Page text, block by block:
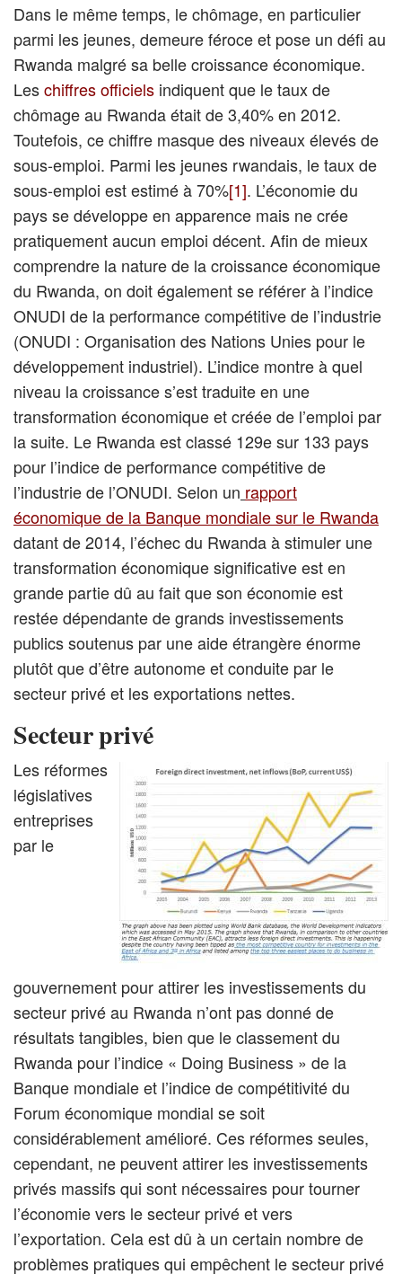
Dans le même temps, le chômage, en particulier
parmi les jeunes, demeure féroce et pose un défi au
Rwanda malgré sa belle croissance économique.
Leschiffres officiels indiquent que le taux de
chômage au Rwanda était de 3,40% en 2012.
Toutefois, ce chiffre masque des niveaux élevés de
sous-emploi. Parmi les jeunes rwandais, le taux de
sous-emploi est estimé à 70%[1]. L’économie du
pays se développe en apparence mais ne crée
pratiquement aucun emploi décent. Afin de mieux
comprendre la nature de la croissance économique
du Rwanda, on doit également se référer à l’indice
ONUDI de la performance compétitive de l’industrie
(ONUDI : Organisation des Nations Unies pour le
développement industriel). L’indice montre à quel
niveau la croissance s’est traduite en une
transformation économique et créée de l’emploi par
la suite. Le Rwanda est classé 129e sur 133 pays
pour l’indice de performance compétitive de
l’industrie de l’ONUDI. Selon un rapport
économique de la Banque mondiale sur le Rwanda
datant de 2014, l’échec du Rwanda à stimuler une
transformation économique significative est en
grande partie dû au fait que son économie est
restée dépendante de grands investissements
publics soutenus par une aide étrangère énorme
plutôt que d’être autonome et conduite par le
secteur privé et les exportations nettes.
Secteur privé
Les réformes
législatives
entreprises
par le
gouvernement pour attirer les investissements du
secteur privé au Rwanda n’ont pas donné de
résultats tangibles, bien que le classement du
Rwanda pour l’indice « Doing Business » de la
Banque mondiale et l’indice de compétitivité du
Forum économique mondial se soit
considérablement amélioré. Ces réformes seules,
cependant, ne peuvent attirer les investissements
privés massifs qui sont nécessaires pour tourner
l’économie vers le secteur privé et vers
l’exportation. Cela est dû à un certain nombre de
problèmes pratiques qui empêchent le secteur privé